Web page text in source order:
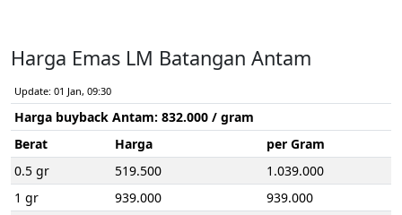
Harga Emas LM Batangan Antam
Update: 01 Jan, 09:30
Harga buyback Antam: 832.000 / gram
Berat
Harga
per Gram
0.5 gr
519.500
1.039.000
1 gr
939.000
939.000